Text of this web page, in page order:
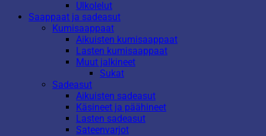
Ulkolelut
Saappaat ja sadeasut
Kumisaappaat
Aikuisten kumisaappaat
Lasten kumisaappaat
Muut jalkineet
Sukat
Sadeasut
Aikuisten sadeasut
Käsineet ja päähineet
Lasten sadeasut
Sateenvarjot